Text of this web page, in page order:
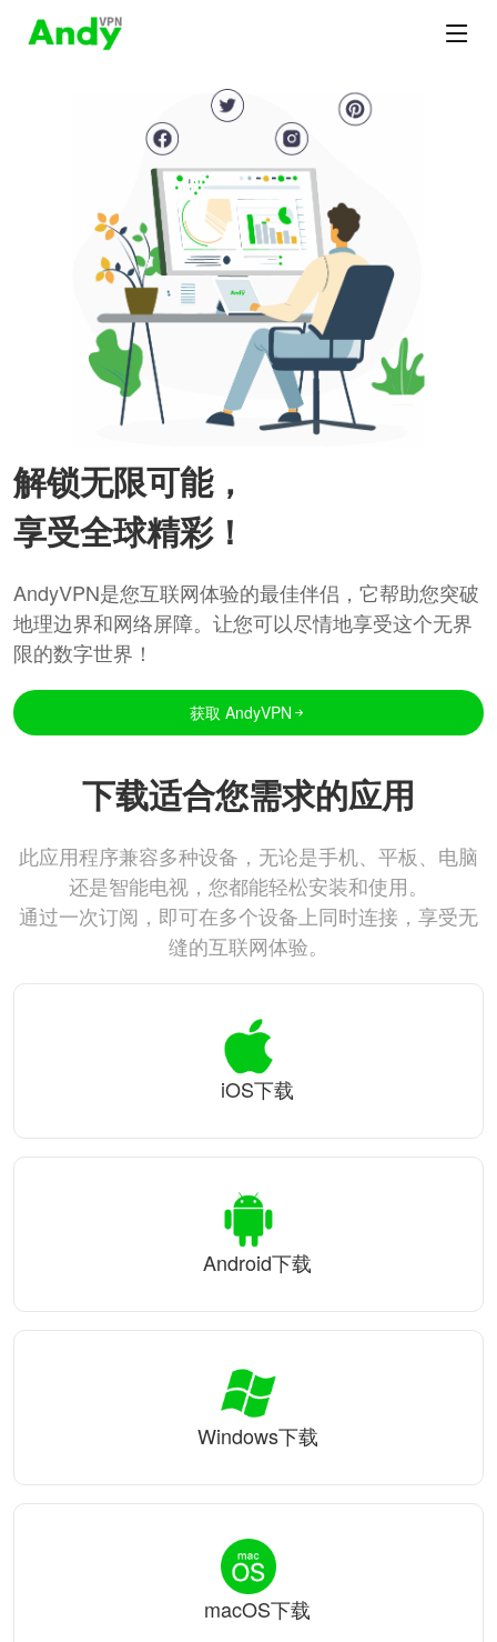
解锁无限可能，
享受全球精彩！
AndyVPN是您互联网体验的最佳伴侣，它帮助您突破
地理边界和网络屏障。让您可以尽情地享受这个无界
限的数字世界！
获取 AndyVPN
下载适合您需求的应用
此应用程序兼容多种设备，无论是手机、平板、电脑
还是智能电视，您都能轻松安装和使用。
通过一次订阅，即可在多个设备上同时连接，享受无
缝的互联网体验。
iOS下载
Android下载
Windows下载
macOS下载